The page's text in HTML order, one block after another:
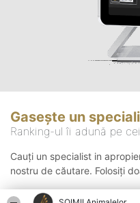
Gasește un
Ranking-ul îi adună pe
Cauți un specialist in
nostru de căutare. Folosiți